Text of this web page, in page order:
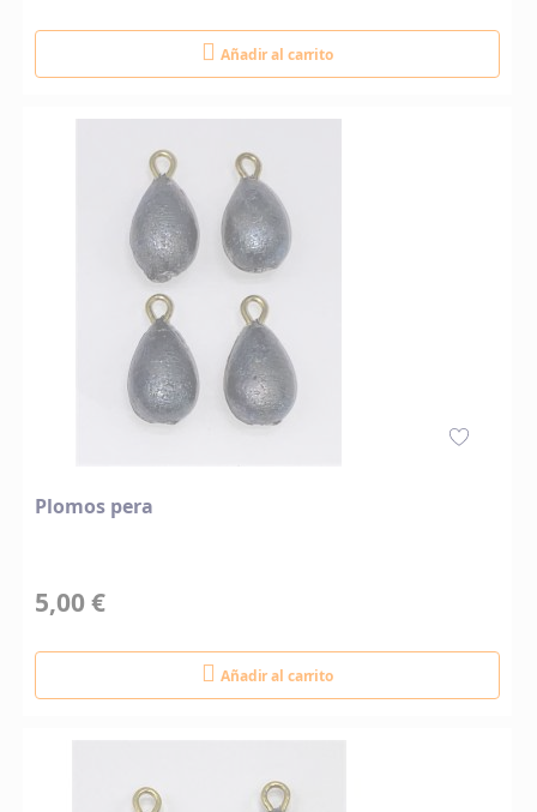
Añadir al carrito
Plomos pera
5,00 €
Añadir al carrito